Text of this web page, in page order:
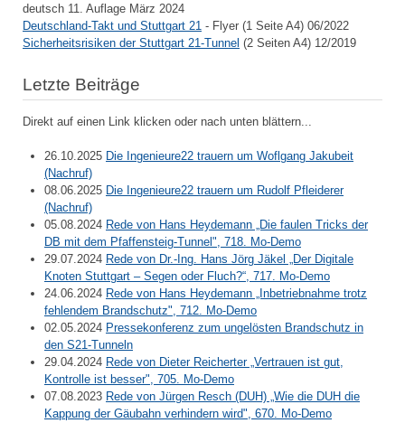
deutsch 11. Auflage März 2024
Deutschland-Takt und Stuttgart 21 - Flyer (1 Seite A4) 06/2022
Sicherheitsrisiken der Stuttgart 21-Tunnel (2 Seiten A4) 12/2019
Letzte Beiträge
Direkt auf einen Link klicken oder nach unten blättern...
26.10.2025 Die Ingenieure22 trauern um Woflgang Jakubeit
(Nachruf)
08.06.2025 Die Ingenieure22 trauern um Rudolf Pfleiderer
(Nachruf)
05.08.2024 Rede von Hans Heydemann „Die faulen Tricks der
DB mit dem Pfaffensteig-Tunnel", 718. Mo-Demo
29.07.2024 Rede von Dr.-Ing. Hans Jörg Jäkel „Der Digitale
Knoten Stuttgart – Segen oder Fluch?“, 717. Mo-Demo
24.06.2024 Rede von Hans Heydemann „Inbetriebnahme trotz
fehlendem Brandschutz", 712. Mo-Demo
02.05.2024 Pressekonferenz zum ungelösten Brandschutz in
den S21-Tunneln
29.04.2024 Rede von Dieter Reicherter „Vertrauen ist gut,
Kontrolle ist besser", 705. Mo-Demo
07.08.2023 Rede von Jürgen Resch (DUH) „Wie die DUH die
Kappung der Gäubahn verhindern wird", 670. Mo-Demo